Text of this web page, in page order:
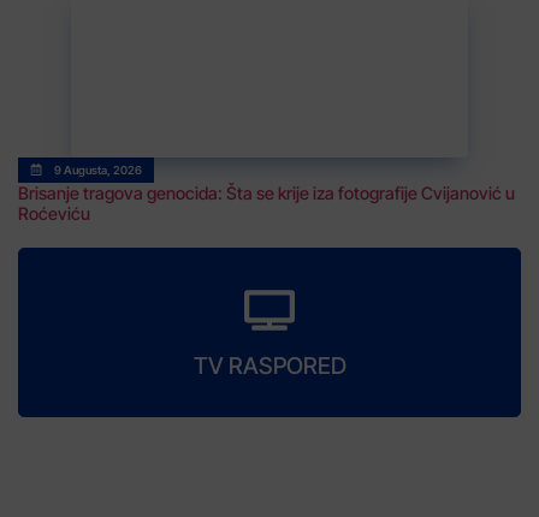
9 Augusta, 2026
Brisanje tragova genocida: Šta se krije iza fotografije Cvijanović u
Roćeviću
TV RASPORED